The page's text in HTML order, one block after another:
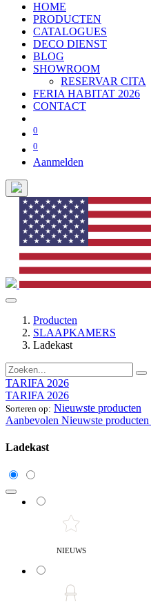
HOME
PRODUCTEN
CATALOGUES
DECO DIENST
BLOG
SHOWROOM
RESERVAR CITA
FERIA HABITAT 2026
CONTACT
0
0
Aanmelden
Producten
SLAAPKAMERS
Ladekast
TARIFA 2026
TARIFA 2026
Sorteren op: Nieuwste producten
Aanbevolen Nieuwste producten
Ladekast
NIEUWS